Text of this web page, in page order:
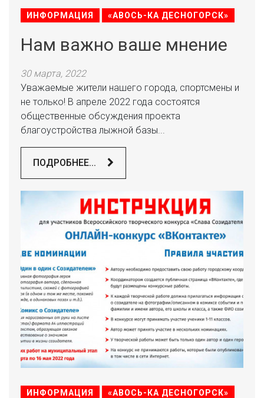
ИНФОРМАЦИЯ «АВОСЬ-КА ДЕСНОГОРСК»
Нам важно ваше мнение
30 марта, 2022
Уважаемые жители нашего города, спортсмены и
не только! В апреле 2022 года состоятся
общественные обсуждения проекта
благоустройства лыжной базы...
ПОДРОБНЕЕ...
ИНФОРМАЦИЯ «АВОСЬ-КА ДЕСНОГОРСК»